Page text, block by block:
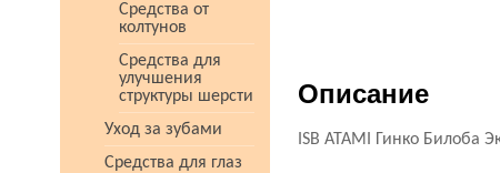
Средства от
колтунов
Средства для
улучшения
структуры шерсти
Уход за зубами
Средства для глаз
Описание
ISB ATAMI Гинко Билоба